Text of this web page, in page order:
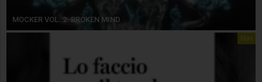
MOCKER VOL. 2. BROKEN MIND
libri